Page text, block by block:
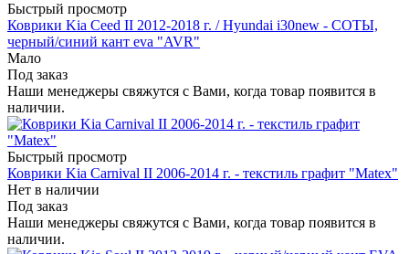
Быстрый просмотр
Коврики Kia Ceed II 2012-2018 г. / Hyundai i30new - СОТЫ,
черный/синий кант eva "AVR"
Мало
Под заказ
Наши менеджеры свяжутся с Вами, когда товар появится в
наличии.
Быстрый просмотр
Коврики Kia Carnival II 2006-2014 г. - текстиль графит "Matex"
Нет в наличии
Под заказ
Наши менеджеры свяжутся с Вами, когда товар появится в
наличии.